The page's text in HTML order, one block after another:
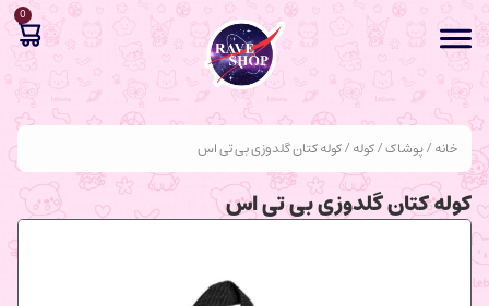
0
خانه/پوشاک/کوله/ کوله کتان گلدوزی بی تی اس
کوله کتان گلدوزی بی تی اس